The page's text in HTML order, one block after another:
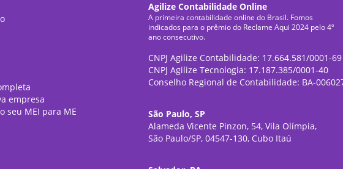
empresa
seu MEI para ME
Agilize Contabilidade Online
A primeira contabilidade online do Brasil. Fomos
indicados para o prêmio do Reclame Aqui 2024 pelo 4º
ano consecutivo.
CNPJ Agilize Contabilidade: 17.664.581/0001-69
CNPJ Agilize Tecnologia: 17.187.385/0001-40
Conselho Regional de Contabilidade: BA-
São Paulo, SP
Alameda Vicente Pinzon, 54, Vila Olímpia,
São Paulo/SP, 04547-130, Cubo Itaú